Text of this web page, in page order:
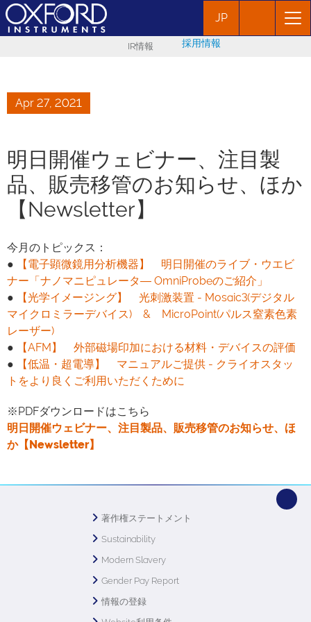
JP
IR情報 採用情報
Apr 27, 2021
明日開催ウェビナー、注目製
品、販売移管のお知らせ、ほか
【Newsletter】
今月のトピックス：
●
【電子顕微鏡用分析機器】 明日開催のライブ・ウエビ
ナー「ナノマニピュレータ― OmniProbeのご紹介」
●
【光学イメージング】 光刺激装置 - Mosaic3(デジタル
マイクロミラーデバイス) & MicroPoint(パルス窒素色素
レーザー)
●
【AFM】 外部磁場印加における材料・デバイスの評価
●
【低温・超電導】 マニュアルご提供 - クライオスタッ
トをより良くご利用いただくために
※PDFダウンロードはこちら
明日開催ウェビナー、注目製品、販売移管のお知らせ、ほ
か【Newsletter】
著作権ステートメント
Sustainability
Modern Slavery
Gender Pay Report
情報の登録